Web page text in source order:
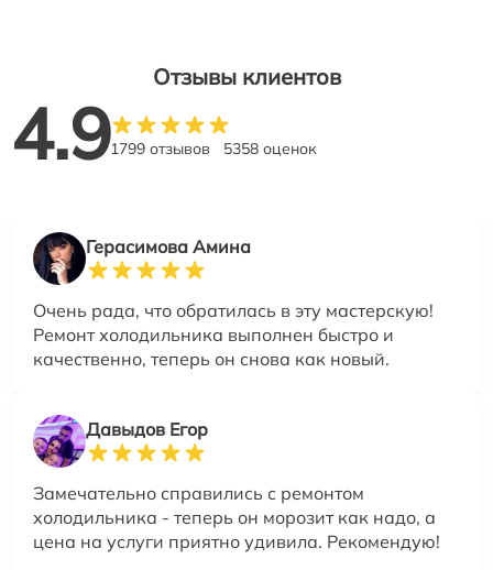
Отзывы клиентов
4.91799 отзывов 5358 оценок
Герасимова Амина
Очень рада, что обратилась в эту мастерскую!
Ремонт холодильника выполнен быстро и
качественно, теперь он снова как новый.
Давыдов Егор
Замечательно справились с ремонтом
холодильника - теперь он морозит как надо, а
цена на услуги приятно удивила. Рекомендую!